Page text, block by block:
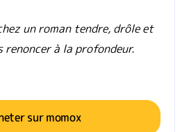
un roman tendre, drôle et
renoncer à la profondeur.
sur momox